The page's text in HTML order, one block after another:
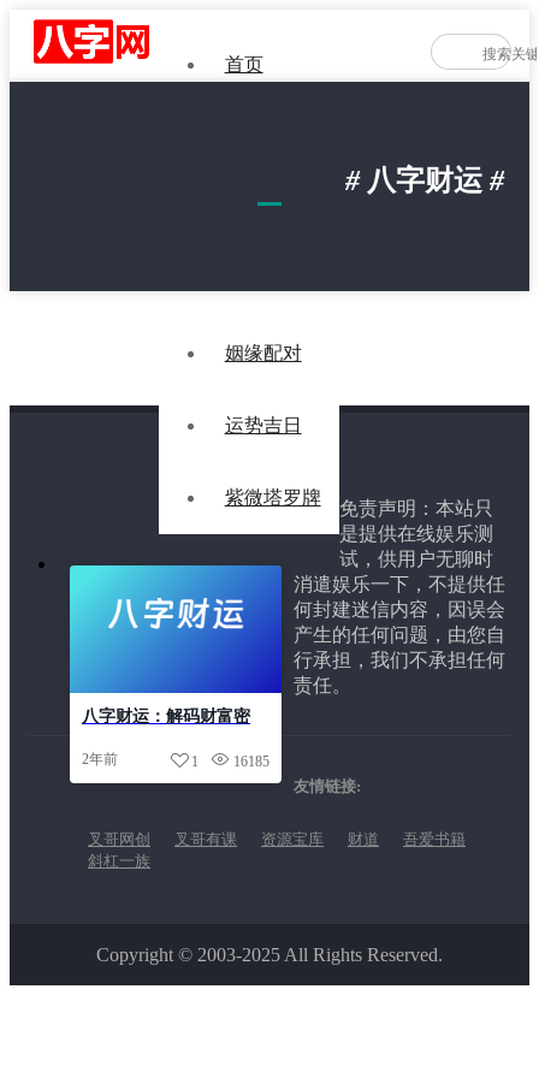
首页
星座生肖
姻缘配对
运势吉日
紫微塔罗牌
#八字财运#
八字财运：解码财富密
2年前 16185
1
免责声明：本站只
是提供在线娱乐测
试，供用户无聊时
消遣娱乐一下，不提供任
何封建迷信内容，因误会
产生的任何问题，由您自
行承担，我们不承担任何
责任。
友情链接:
叉哥网创 叉哥有课 资源宝库 财道
吾爱书籍
斜杠一族
Copyright © 2003-2025 All Rights Reserved.